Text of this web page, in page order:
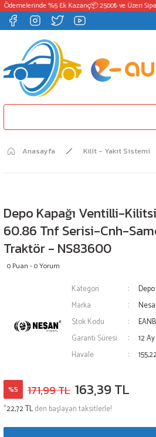
%5 Ek Kazanç📦 2500₺ ve Üzeri
Anasayfa Kilit - Yakıt Sistemi
Depo Kapağı Ventilli-
60.86 Tnf Serisi-Cnh-
Traktör - NS83600
0 Puan - 0 Yorum
Kategori
Marka
Stok Kodu
Garanti Süresi
12 Ay
Havale
%5 171,99 TL 163,39 TL
*22,72 TLden başlayan taksitlerle!